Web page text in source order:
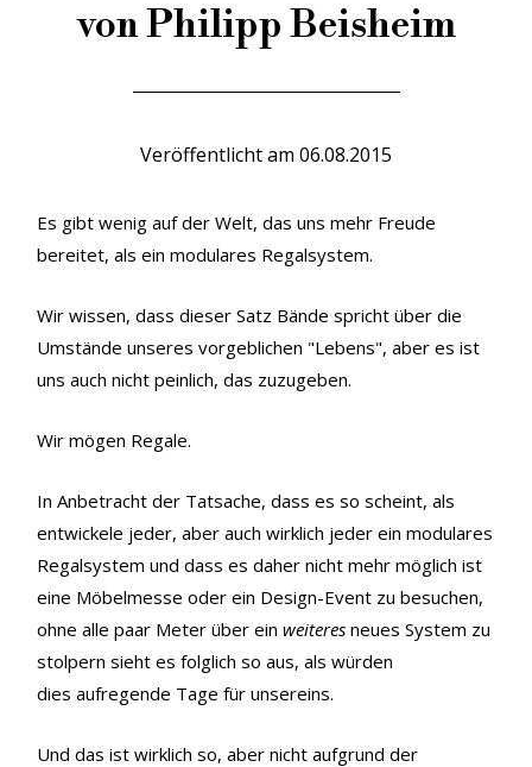
von Philipp Beisheim
Veröffentlicht am 06.08.2015
Es gibt wenig auf der Welt, das uns mehr Freude
bereitet, als ein modulares Regalsystem.
Wir wissen, dass dieser Satz Bände spricht über die
Umstände unseres vorgeblichen "Lebens", aber es ist
uns auch nicht peinlich, das zuzugeben.
Wir mögen Regale.
In Anbetracht der Tatsache, dass es so scheint, als
entwickele jeder, aber auch wirklich jeder ein modulares
Regalsystem und dass es daher nicht mehr möglich ist
eine Möbelmesse oder ein Design-Event zu besuchen,
ohne alle paar Meter über ein weiteres neues System zu
stolpern sieht es folglich so aus, als würden
dies aufregende Tage für unsereins.
Und das ist wirklich so, aber nicht aufgrund der